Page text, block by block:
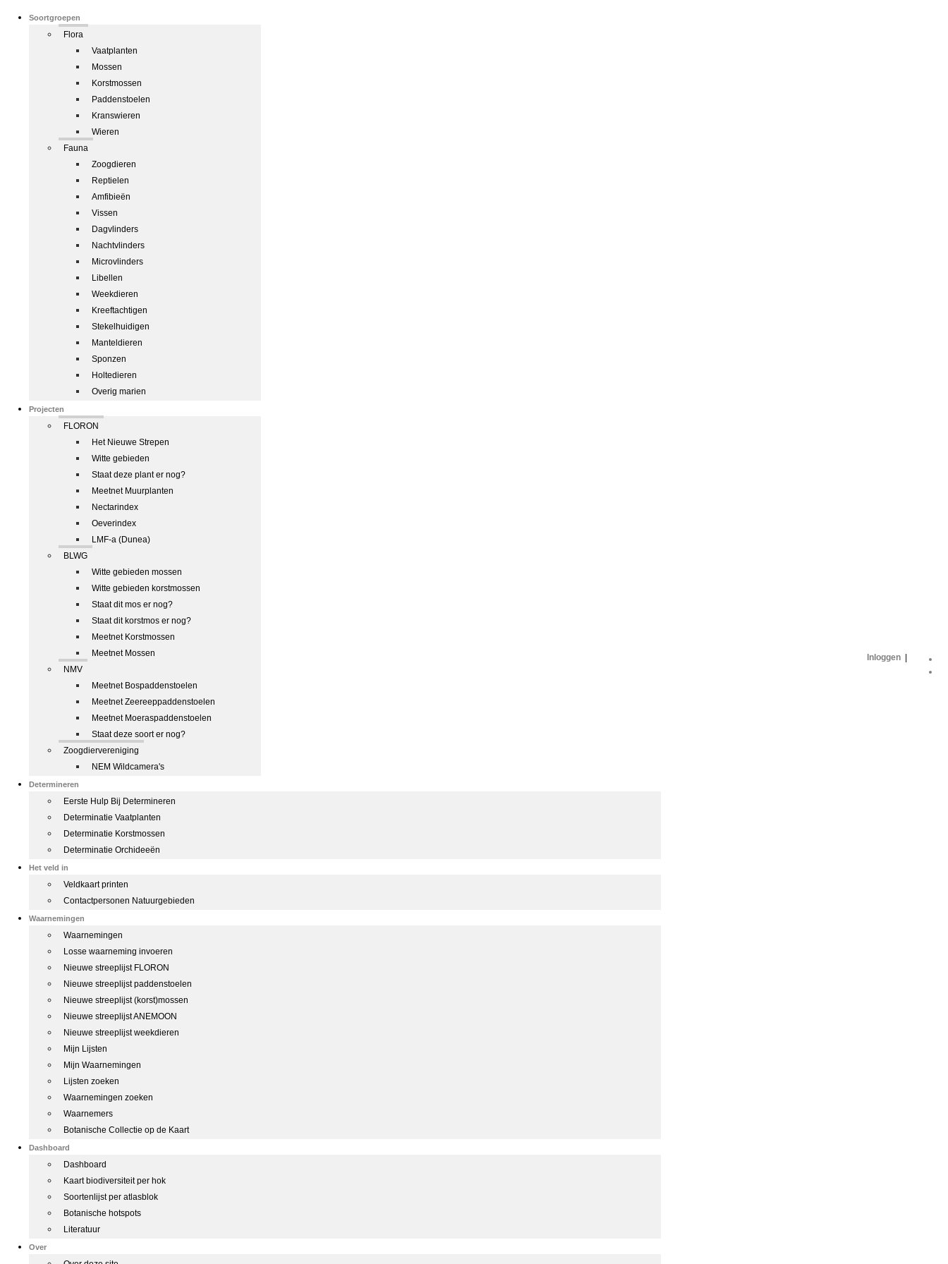
Soortgroepen
Flora
Vaatplanten
Mossen
Korstmossen
Paddenstoelen
Kranswieren
Wieren
Fauna
Zoogdieren
Reptielen
Amfibieën
Vissen
Dagvlinders
Nachtvlinders
Microvlinders
Libellen
Weekdieren
Kreeftachtigen
Stekelhuidigen
Manteldieren
Sponzen
Holtedieren
Overig marien
Projecten
FLORON
Het Nieuwe Strepen
Witte gebieden
Staat deze plant er nog?
Meetnet Muurplanten
Nectarindex
Oeverindex
LMF-a (Dunea)
BLWG
Witte gebieden mossen
Witte gebieden korstmossen
Staat dit mos er nog?
Staat dit korstmos er nog?
Meetnet Korstmossen
Meetnet Mossen
NMV
Meetnet Bospaddenstoelen
Meetnet Zeereeppaddenstoelen
Meetnet Moeraspaddenstoelen
Staat deze soort er nog?
Zoogdiervereniging
NEM Wildcamera's
Determineren
Eerste Hulp Bij Determineren
Determinatie Vaatplanten
Determinatie Korstmossen
Determinatie Orchideeën
Het veld in
Veldkaart printen
Contactpersonen Natuurgebieden
Waarnemingen
Waarnemingen
Losse waarneming invoeren
Nieuwe streeplijst FLORON
Nieuwe streeplijst paddenstoelen
Nieuwe streeplijst (korst)mossen
Nieuwe streeplijst ANEMOON
Nieuwe streeplijst weekdieren
Mijn Lijsten
Mijn Waarnemingen
Lijsten zoeken
Waarnemingen zoeken
Waarnemers
Botanische Collectie op de Kaart
Dashboard
Dashboard
Kaart biodiversiteit per hok
Soortenlijst per atlasblok
Botanische hotspots
Literatuur
Over
Inloggen